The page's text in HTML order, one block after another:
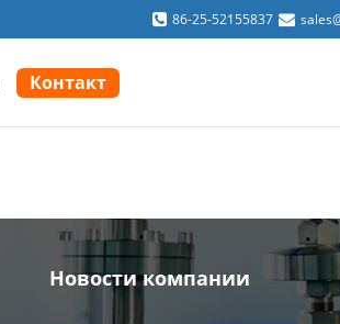
86-25-52155837
Контакт
Новости компании